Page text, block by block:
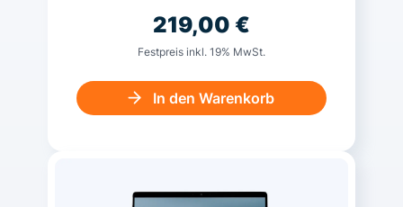
219,00 €
Festpreis inkl. 19% MwSt.
In den Warenkorb